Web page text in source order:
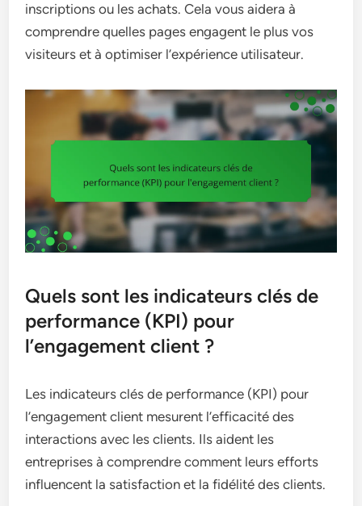
inscriptions ou les achats. Cela vous aidera à
comprendre quelles pages engagent le plus vos
visiteurs et à optimiser l’expérience utilisateur.
Quels sont les indicateurs clés de
performance (KPI) pour
l’engagement client ?
Les indicateurs clés de performance (KPI) pour
l’engagement client mesurent l’efficacité des
interactions avec les clients. Ils aident les
entreprises à comprendre comment leurs efforts
influencent la satisfaction et la fidélité des clients.